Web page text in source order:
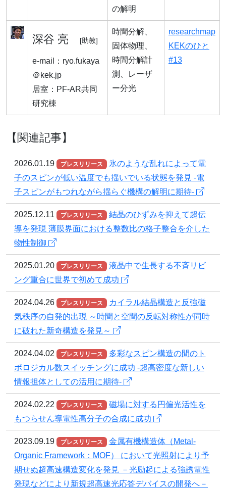
の解明
深谷 亮 [助教]
e-mail：ryo.fukaya
＠kek.jp
居室：PF-AR共同
研究棟
時間分解、
固体物理、
時間分解計
測、レーザ
ー分光
researchmap
KEKのひと
#13
【関連記事】
2026.01.19 プレスリリース
氷のような乱れによって電
子のスピンが低い温度でも揺いでいる状態を発見 -電
子スピンがもつれながら揺らぐ機構の解明に期待-
2025.12.11 プレスリリース
結晶のひずみを抑えて超伝
導を発現 薄膜界面における整数比の格子整合を介した
物性制御
2025.01.20 プレスリリース
液晶中で生長する不斉リビ
ング重合に世界で初めて成功
2024.04.26 プレスリリース
カイラル結晶構造と反強磁
気秩序の自発的出現 ～時間と空間の反転対称性が同時
に破れた新奇構造を発見～
2024.04.02 プレスリリース
多彩なスピン構造の間のト
ポロジカル数スイッチングに成功 -超高密度な新しい
情報担体としての活用に期待-
2024.02.22 プレスリリース
磁場に対する円偏光活性を
もつらせん導電性高分子の合成に成功
2023.09.19 プレスリリース
金属有機構造体（Metal-
Organic Framework：MOF） において光照射により予
期せぬ超高速構造変化を発見 －光励起による強誘電性
発現などにより新規超高速光応答デバイスの開発へ－